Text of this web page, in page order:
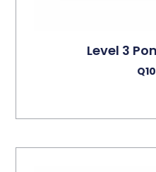
Level 3
Q